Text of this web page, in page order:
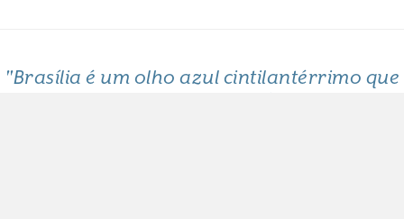
"Brasília é um olho azul cintilantérrimo que